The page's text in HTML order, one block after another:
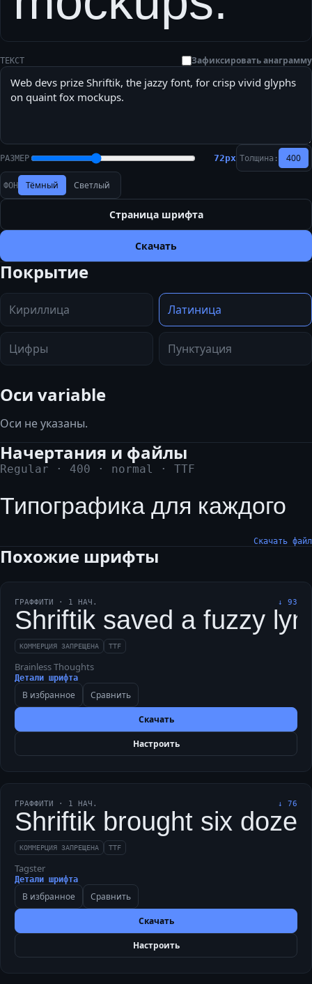
ТЕКСТ Зафиксировать анаграмму
РАЗМЕР 72px Толщина: 400
ФОН Тёмный Светлый
Страница шрифта
Скачать
Покрытие
Кириллица Латиница
Цифры Пунктуация
Оси variable
Оси не указаны.
Начертания и файлы
Regular · 400 · normal · TTF
Типографика для каждого
Скачать файл
Похожие шрифты
ГРАФФИТИ · 1 НАЧ. ↓ 93
Shriftik saved a fuzzy
КОММЕРЦИЯ ЗАПРЕЩЕНА TTF
Brainless Thoughts
Детали шрифта
В избранное Сравнить
Скачать
Настроить
ГРАФФИТИ · 1 НАЧ. ↓ 76
Shriftik brought six
КОММЕРЦИЯ ЗАПРЕЩЕНА TTF
Tagster
Детали шрифта
В избранное Сравнить
Скачать
Настроить